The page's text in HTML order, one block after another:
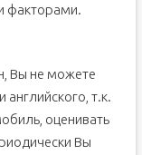
факторами.
Вы не можете
английского, т.к.
оценивать
Вы